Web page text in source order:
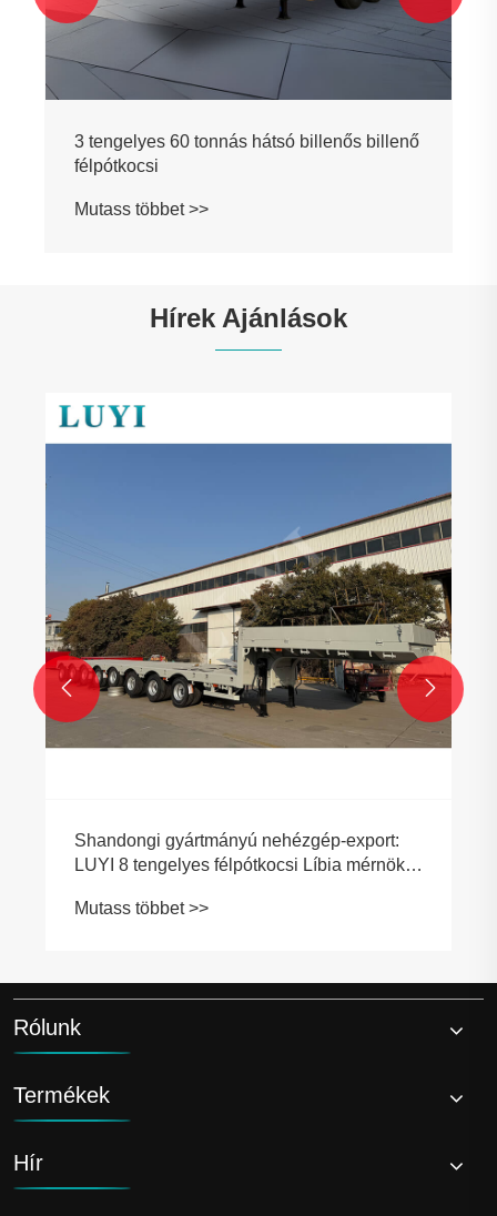
Hírek Ajánlások
 
Rólunk
Termékek
Hír